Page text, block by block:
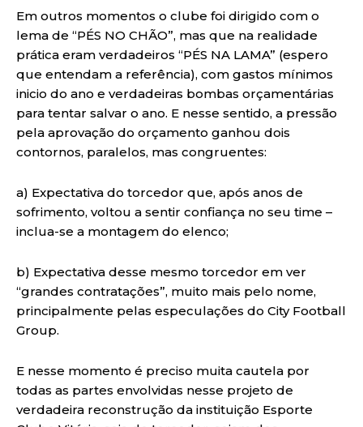
Em outros momentos o clube foi dirigido com o
lema de “PÉS NO CHÃO”, mas que na realidade
prática eram verdadeiros “PÉS NA LAMA” (espero
que entendam a referência), com gastos mínimos
inicio do ano e verdadeiras bombas orçamentárias
para tentar salvar o ano. E nesse sentido, a pressão
pela aprovação do orçamento ganhou dois
contornos, paralelos, mas congruentes:
a) Expectativa do torcedor que, após anos de
sofrimento, voltou a sentir confiança no seu time –
inclua-se a montagem do elenco;
b) Expectativa desse mesmo torcedor em ver
“grandes contratações”, muito mais pelo nome,
principalmente pelas especulações do City Football
Group.
E nesse momento é preciso muita cautela por
todas as partes envolvidas nesse projeto de
verdadeira reconstrução da instituição Esporte